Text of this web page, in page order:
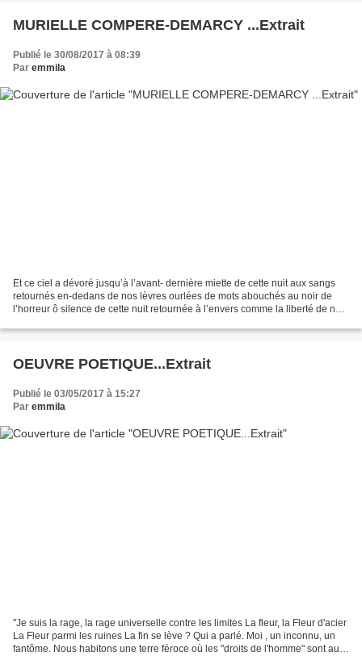
MURIELLE COMPERE-DEMARCY ...Extrait
Publié le 30/08/2017 à 08:39
Par emmila
Et ce ciel a dévoré jusqu’à l’avant- dernière miette de cette nuit aux sangs
retournés en-dedans de nos lèvres ourlées de mots abouchés au noir de
l’horreur ô silence de cette nuit retournée à l’envers comme la liberté de nos
OEUVRE POETIQUE...Extrait
Publié le 03/05/2017 à 15:27
Par emmila
"Je suis la rage, la rage universelle contre les limites La fleur, la Fleur d'acier
La Fleur parmi les ruines La fin se lève ? Qui a parlé. Moi , un inconnu, un
fantôme. Nous habitons une terre féroce où les "droits de l'homme" sont au